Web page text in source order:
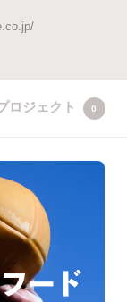
ロジェクト 0